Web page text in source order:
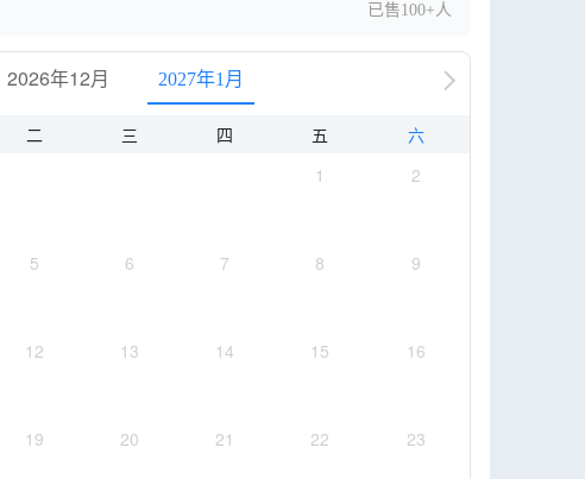
已售100+人
2026年12月 2027年1月
二 三 四 五
六
1
2
5 6 7 8 9
12 13 14 15 16
19 20 21 22 23